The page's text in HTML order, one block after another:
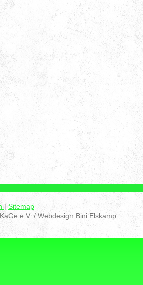
| Sitemap
e.V. / Webdesign Bini Elskamp